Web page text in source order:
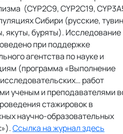
(CYP2C9, CYP2C19,
Сибири (русские,
якуты, буряты). Исследование
при поддержке
агентства по науке и
(программа «Выполнение
работ
ученым и преподавателями
стажировок в
научно-образовательных
Ссылка на журнал здесь